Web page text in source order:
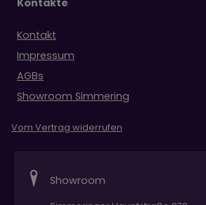
Kontakte
Kontakt
Impressum
AGBs
Showroom Simmering
Vom Vertrag widerrufen
Showroom